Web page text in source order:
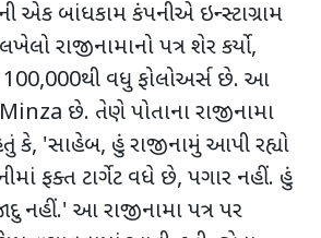
એક બાંધકામ કંપનીએ ઇન્સ્ટાગ્રામ
રાજીનામાનો પત્ર શેર કર્યો,
100,000થી વધુ ફોલોઅર્સ છે. આ
છે. તેણે પોતાના રાજીનામા
કે, 'સાહેબ, હું રાજીનામું આપી રહ્યો
ફક્ત ટાર્ગેટ વધે છે, પગાર નહીં. હું
નહીં.' આ રાજીનામા પત્ર પર